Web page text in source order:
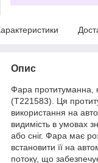
Опис
Фара протитуманна,
(T221583). Ця
використання на
видимість в умовах
або сніг. Фара має
встановити її на
потоку, що